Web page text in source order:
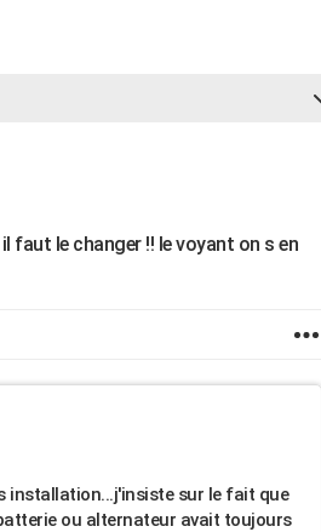
faut le changer !! le voyant on s en
installation...j'insiste sur le fait que
ou alternateur avait toujours